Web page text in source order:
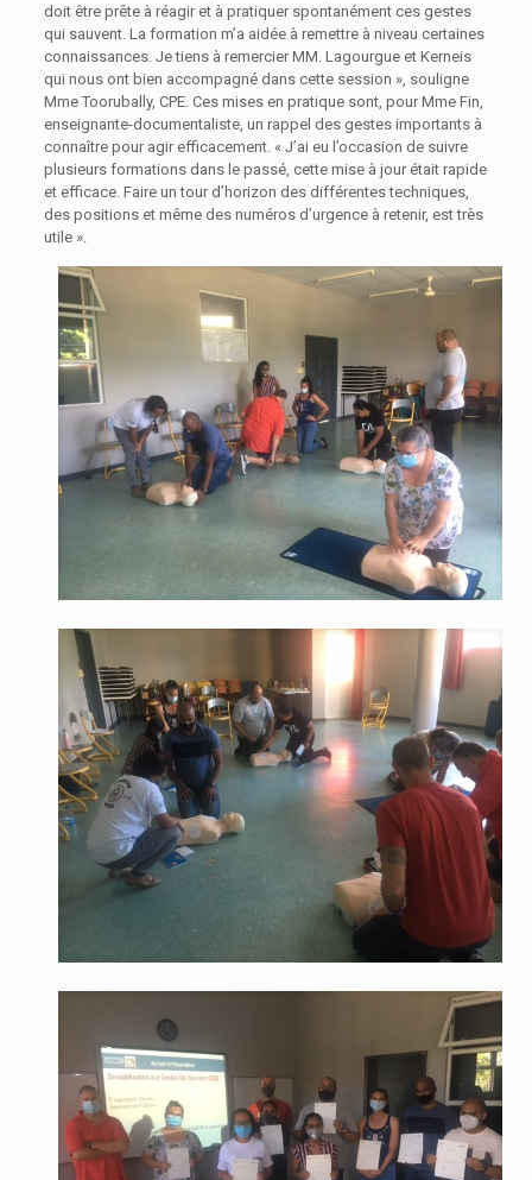
doit être prête à réagir et à pratiquer spontanément ces gestes
qui sauvent. La formation m’a aidée à remettre à niveau certaines
connaissances. Je tiens à remercier MM. Lagourgue et Kerneis
qui nous ont bien accompagné dans cette session », souligne
Mme Toorubally, CPE. Ces mises en pratique sont, pour Mme Fin,
enseignante-documentaliste, un rappel des gestes importants à
connaître pour agir efficacement. « J’ai eu l’occasion de suivre
plusieurs formations dans le passé, cette mise à jour était rapide
et efficace. Faire un tour d’horizon des différentes techniques,
des positions et même des numéros d’urgence à retenir, est très
utile ».